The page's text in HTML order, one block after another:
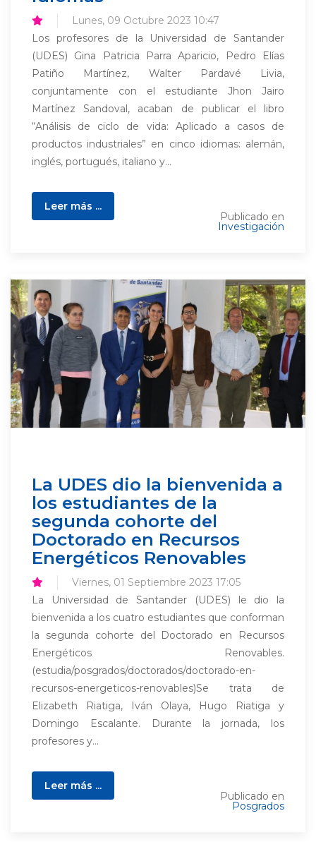
Lunes, 09 Octubre 2023 10:47
Los profesores de la Universidad de Santander
(UDES) Gina Patricia Parra Aparicio, Pedro Elías
Patiño Martínez, Walter Pardavé Livia,
conjuntamente con el estudiante Jhon Jairo
Martínez Sandoval, acaban de publicar el libro
“Análisis de ciclo de vida: Aplicado a casos de
productos industriales” en cinco idiomas: alemán,
inglés, portugués, italiano y...
Leer más ...
Publicado en
Investigación
La UDES dio la bienvenida a
los estudiantes de la
segunda cohorte del
Doctorado en Recursos
Energéticos Renovables
Viernes, 01 Septiembre 2023 17:05
La Universidad de Santander (UDES) le dio la
bienvenida a los cuatro estudiantes que conforman
la segunda cohorte del Doctorado en Recursos
Energéticos Renovables.
(estudia/posgrados/doctorados/doctorado-en-
recursos-energeticos-renovables)Se trata de
Elizabeth Riatiga, Iván Olaya, Hugo Riatiga y
Domingo Escalante. Durante la jornada, los
profesores y...
Leer más ...
Publicado en
Posgrados